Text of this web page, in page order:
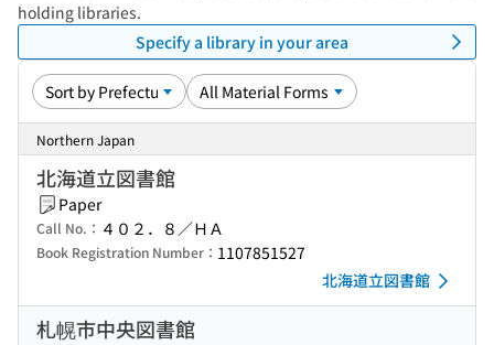
holding libraries.
Specify a library in your area
Northern Japan
北海道立図書館
Paper
Call No.： ４０２．８／ＨＡ
Book Registration Number： 1107851527
北海道立図書館
札幌市中央図書館